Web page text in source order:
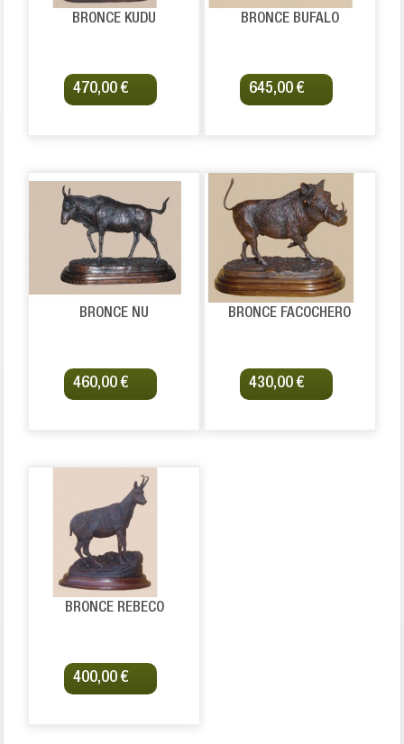
BRONCE KUDU
470,00 €
BRONCE BUFALO
645,00 €
BRONCE ÑU
460,00 €
BRONCE FACOCHERO
430,00 €
BRONCE REBECO
400,00 €